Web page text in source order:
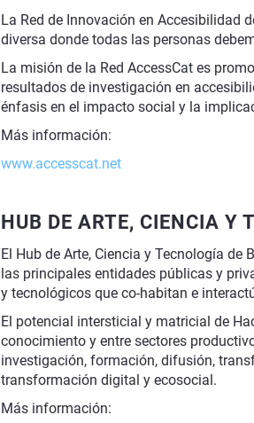
La Red de Innovación en Accesibilidad
diversa donde todas las personas
La misión de la Red AccessCat es
resultados de investigación en
énfasis en el impacto social y la
Más información:
www.accesscat.net
HUB DE ARTE, CIENCIA Y
El Hub de Arte, Ciencia y Tecnología
las principales entidades públicas y
y tecnológicos que co-habitan e
El potencial intersticial y matricial de
conocimiento y entre sectores
investigación, formación, difusión,
transformación digital y ecosocial.
Más información: